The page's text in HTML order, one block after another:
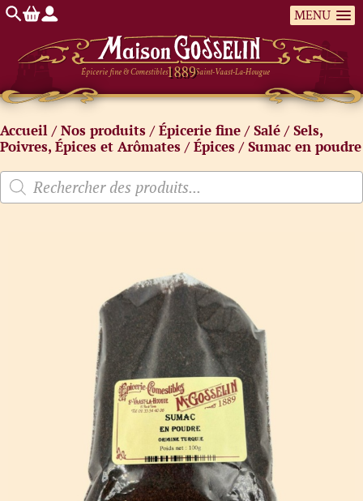
MENU
Épicerie fine & Comestibles Saint-Vaast-La-Hougue
Accueil /Nos produits /Épicerie fine /Salé /Sels,
Poivres, Épices et Arômates /Épices / Sumac en poudre